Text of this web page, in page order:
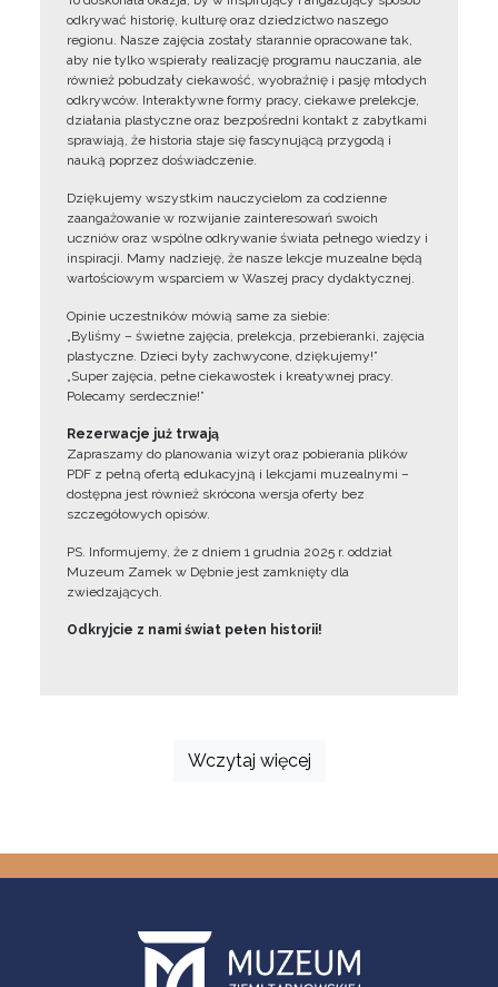
odkrywać historię, kulturę oraz dziedzictwo naszego
regionu. Nasze zajęcia zostały starannie opracowane tak,
aby nie tylko wspierały realizację programu nauczania, ale
również pobudzały ciekawość, wyobraźnię i pasję młodych
odkrywców. Interaktywne formy pracy, ciekawe prelekcje,
działania plastyczne oraz bezpośredni kontakt z zabytkami
sprawiają, że historia staje się fascynującą przygodą i
nauką poprzez doświadczenie.
Dziękujemy wszystkim nauczycielom za codzienne
zaangażowanie w rozwijanie zainteresowań swoich
uczniów oraz wspólne odkrywanie świata pełnego wiedzy i
inspiracji. Mamy nadzieję, że nasze lekcje muzealne będą
wartościowym wsparciem w Waszej pracy dydaktycznej.
Opinie uczestników mówią same za siebie:
„Byliśmy – świetne zajęcia, prelekcja, przebieranki, zajęcia
plastyczne. Dzieci były zachwycone, dziękujemy!”
„Super zajęcia, pełne ciekawostek i kreatywnej pracy.
Polecamy serdecznie!”
Rezerwacje już trwają
Zapraszamy do planowania wizyt oraz pobierania plików
PDF z pełną ofertą edukacyjną i lekcjami muzealnymi –
dostępna jest również skrócona wersja oferty bez
szczegółowych opisów.
PS. Informujemy, że z dniem 1 grudnia 2025 r. oddział
Muzeum Zamek w Dębnie jest zamknięty dla
zwiedzających.
Odkryjcie z nami świat pełen historii!
Wczytaj więcej